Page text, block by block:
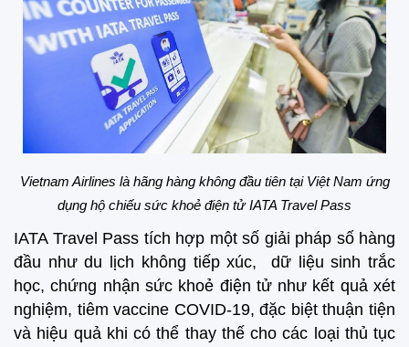
Vietnam Airlines là hãng hàng không đầu tiên tại Việt Nam ứng
dụng hộ chiếu sức khoẻ điện tử IATA Travel Pass
IATA Travel Pass tích hợp một số giải pháp số hàng
đầu như du lịch không tiếp xúc, dữ liệu sinh trắc
học, chứng nhận sức khoẻ điện tử như kết quả xét
nghiệm, tiêm vaccine COVID-19, đặc biệt thuận tiện
và hiệu quả khi có thể thay thế cho các loại thủ tục